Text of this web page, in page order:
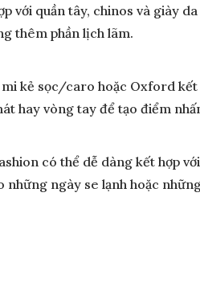
với quần tây, chinos và giày da
thêm phần lịch lãm.
mi kẻ sọc/caro hoặc Oxford kết
hay vòng tay để tạo điểm
có thể dễ dàng kết hợp với
những ngày se lạnh hoặc